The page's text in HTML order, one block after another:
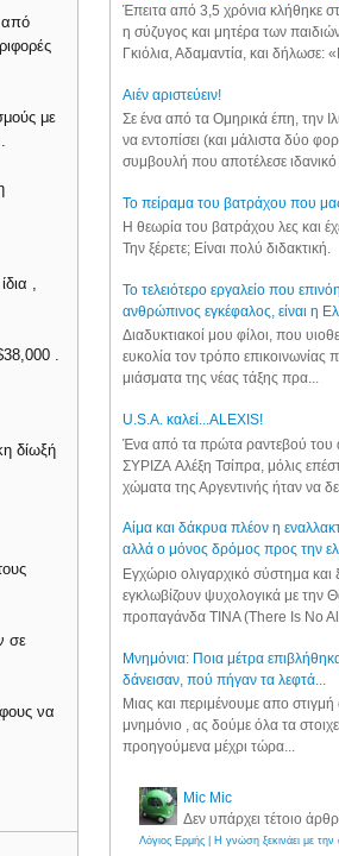
από
με
,
.
δίωξή
σε
να
Έπειτα από 3,5 χρόνια κλήθηκε
η σύζυγος και μητέρα των
Γκιόλια, Αδαμαντία, και δήλωσε:
Aιέν αριστεύειν!
Σε ένα από τα Ομηρικά έπη, την
να εντοπίσει (και μάλιστα δύο
συμβουλή που αποτέλεσε ιδανικό
Το πείραμα του βατράχου που
Η θεωρία του βατράχου λες και
Την ξέρετε; Είναι πολύ διδακτική.
Το τελειότερο εργαλείο που
ανθρώπινος εγκέφαλος, είναι η
Διαδυκτιακοί μου φίλοι, που
ευκολία τον τρόπο
μιάσματα της νέας τάξης πρα...
U.S.A. καλεί...ALEXIS!
Ένα από τα πρώτα ραντεβού του
ΣΥΡΙΖΑ Αλέξη Τσίπρα, μόλις
χώματα της Αργεντινής ήταν να
Αίμα και δάκρυα πλέον η
αλλά ο μόνος δρόμος προς την
Εγχώριο ολιγαρχικό σύστημα και
εγκλωβίζουν ψυχολογικά με την
προπαγάνδα TINA (There Is No
Μνημόνια: Ποια μέτρα
δάνεισαν, πού πήγαν τα λεφτά...
Μιας και περιμένουμε απο στιγμή
μνημόνιο , ας δούμε όλα τα
προηγούμενα μέχρι τώρα...
Mic Mic
Δεν υπάρχει τέτοιο